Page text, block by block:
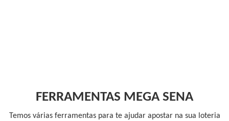
FERRAMENTAS MEGA SENA
Temos várias ferramentas para te ajudar apostar na sua loteria